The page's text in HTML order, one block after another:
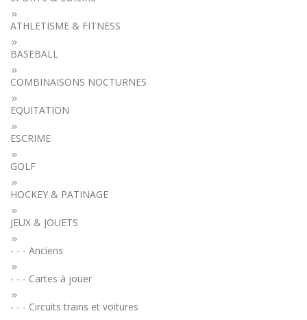
ATHLETISME & FITNESS
BASEBALL
COMBINAISONS NOCTURNES
EQUITATION
ESCRIME
GOLF
HOCKEY & PATINAGE
JEUX & JOUETS
- - - Anciens
- - - Cartes à jouer
- - - Circuits trains et voitures